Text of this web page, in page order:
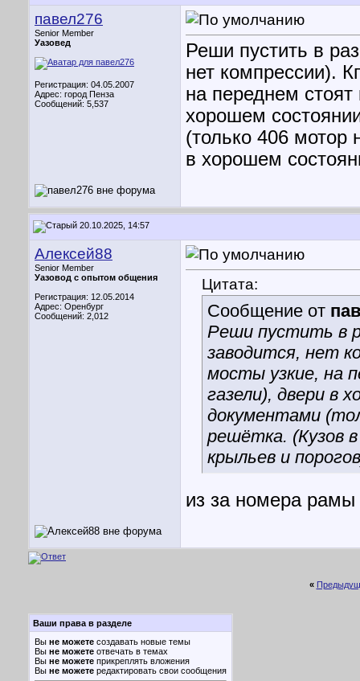
павел276
Senior Member
Уазовед
Регистрация: 04.05.2007
Адрес: город Пенза
Сообщений: 5,537
Реши пустить в
нет компрессии).
на переднем стоят
хорошем
(только 406 мотор
в хорошем
20.10.2025, 14:57
Алексей88
Senior Member
Уазовод с опытом общения
Регистрация: 12.05.2014
Адрес: Оренбург
Сообщений: 2,012
Цитата:
Сообщение от
Реши пустить в
заводится, нет
мосты узкие, на
газели), двери в
документами
решётка. (Кузов
крыльев и
из за номера
«
Ваши права в разделе
Вы не можете создавать новые темы
Вы не можете отвечать в темах
Вы не можете прикреплять вложения
Вы не можете редактировать свои сообщения